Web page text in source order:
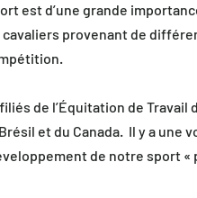
est d’une grande
provenant de
de l’Équitation de Travail
et du Canada.  Il y a une
de notre sport «